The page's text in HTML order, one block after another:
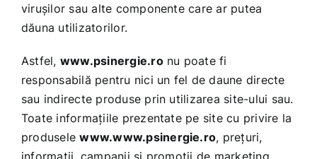
viruşilor sau alte componente care ar putea
dăuna utilizatorilor.
Astfel, www.psinergie.ronu poate fi
responsabilă pentru nici un fel de daune directe
sau indirecte produse prin utilizarea site-ului sau.
Toate informaţiile prezentate pe site cu privire la
produselewww.www.psinergie.ro, preţuri,
informaţii, campanii şi promoţii de marketing,